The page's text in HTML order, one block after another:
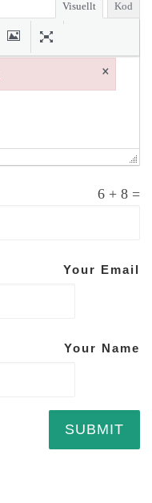
Visuellt Kod
6 + 8 =
Your Email
Your Name
×